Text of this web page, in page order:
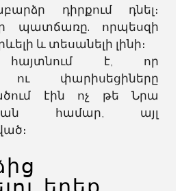
դիրքում դնել։
պատճառը. որպեսզի
և տեսանելի լինի։
հայտնում է, որ
ու փարիսեցիները
էին ոչ թե Նրա
համար, այլ